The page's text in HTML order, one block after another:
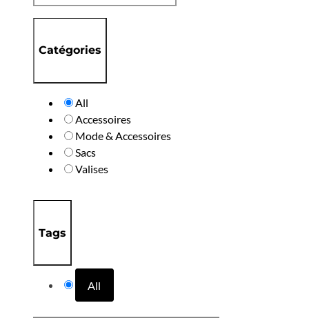
Catégories
All
Accessoires
Mode & Accessoires
Sacs
Valises
Tags
All